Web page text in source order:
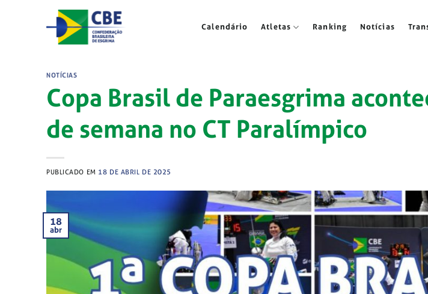
Calendário Atletas Ranking Notícias
NOTÍCIAS
Copa Brasil de Paraesgrima
de semana no CT Paralímpico
PUBLICADO EM 18 DE ABRIL DE 2025
18
abr